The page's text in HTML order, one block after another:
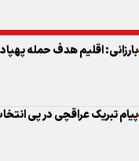
بارزانی: اقلیم هدف حمله
پیام تبریک عراقچی در پی